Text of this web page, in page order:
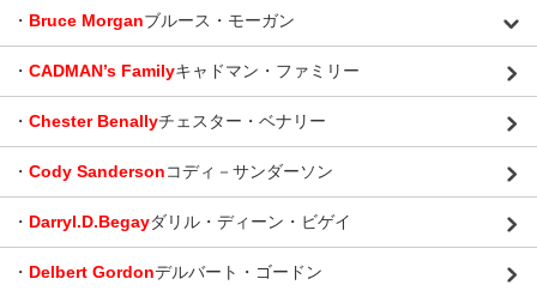
・ Bruce Morganブルース・モーガン
・ CADMAN’s Familyキャドマン・ファミリー
・ Chester Benallyチェスター・ベナリー
・ Cody Sandersonコディ－サンダーソン
・ Darryl.D.Begayダリル・ディーン・ビゲイ
・ Delbert Gordonデルバート・ゴードン